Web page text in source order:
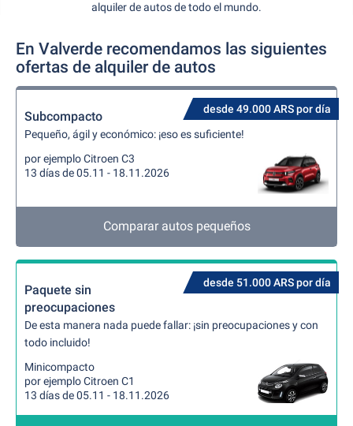
alquiler de autos de todo el mundo.
En Valverde recomendamos las siguientes
ofertas de alquiler de autos
desde 49.000 ARS por día
Subcompacto
Pequeño, ágil y económico: ¡eso es suficiente!
por ejemplo Citroen C3
13 días de 05.11 - 18.11.2026
Comparar autos pequeños
desde 51.000 ARS por día
Paquete sin
preocupaciones
De esta manera nada puede fallar: ¡sin preocupaciones y con
todo incluido!
Minicompacto
por ejemplo Citroen C1
13 días de 05.11 - 18.11.2026